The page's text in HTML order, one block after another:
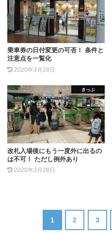
乗車券の日付変更の可否！ 条件と
注意点を一覧化
2020年3月28日
きっぷ
改札入場後にもう一度外に出るの
は不可！ ただし例外あり
2020年3月28日
1 2 3